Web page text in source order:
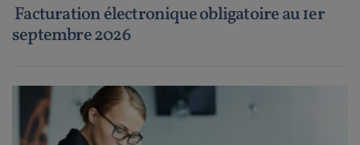
Facturation électronique obligatoire au 1er
septembre 2026